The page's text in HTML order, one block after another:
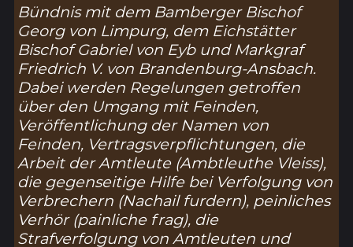
Bündnis mit dem Bamberger Bischof
Georg von Limpurg, dem Eichstätter
Bischof Gabriel von Eyb und Markgraf
Friedrich V. von Brandenburg-Ansbach.
Dabei werden Regelungen getroffen
über den Umgang mit Feinden,
Veröffentlichung der Namen von
Feinden, Vertragsverpflichtungen, die
Arbeit der Amtleute (Ambtleuthe Vleiss),
die gegenseitige Hilfe bei Verfolgung von
Verbrechern (Nachail furdern), peinliches
Verhör (painliche frag), die
Strafverfolgung von Amtleuten und